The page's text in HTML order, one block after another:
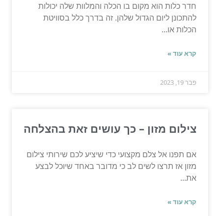
חדר כלות הוא מקום בו הכלה והמלוות שלה יכולות
להתכונן ליום הגדול שלהן. זה בדרך כלל בסוויטת
הכלות או...
קרא עוד »
פבר 19, 2023
צילום מזון – כך עושים זאת בהצלחה
אם תפנו אל צלם מקצועי כדי שיציע לכם שירותי צילום
מזון אז תרצו לשים לב כי מדובר באחד שיוכל לבצע
את...
קרא עוד »